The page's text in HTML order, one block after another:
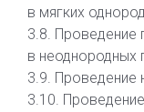
в мягких
3.8. Проведение
в неоднородных
3.9. Проведение
3.10.